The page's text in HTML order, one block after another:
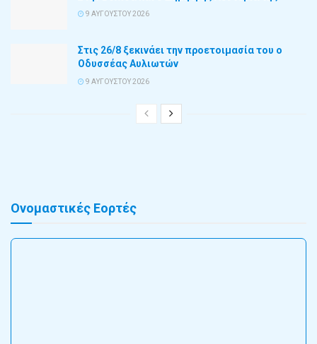
9 ΑΥΓΟΎΣΤΟΥ 2026
Στις 26/8 ξεκινάει την προετοιμασία του ο
Οδυσσέας Αυλιωτών
9 ΑΥΓΟΎΣΤΟΥ 2026
Ονομαστικές Εορτές